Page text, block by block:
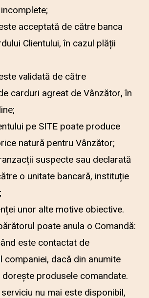
acceptată de către banca
Clientului, în cazul plății
validată de către
carduri agreat de Vânzător, în
pe SITE poate produce
natură pentru Vânzător;
suspecte sau declarată
o unitate bancară, instituție
unor alte motive obiective.
poate anula o Comandă:
este contactat de
companiei, dacă din anumite
produsele comandate.
nu mai este disponibil,